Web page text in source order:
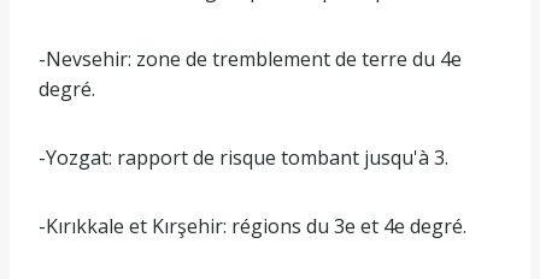
-Nevsehir: zone de tremblement de terre du 4e
degré.
-Yozgat: rapport de risque tombant jusqu'à 3.
-Kırıkkale et Kırşehir: régions du 3e et 4e degré.